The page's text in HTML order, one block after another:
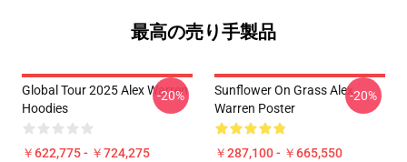
最高の売り手製品
Global Tour 2025 Alex Warren
Hoodies
￥622,775 - ￥724,275
-20%
Sunflower On Grass Alex
Warren Poster
￥287,100 - ￥665,550
-20%